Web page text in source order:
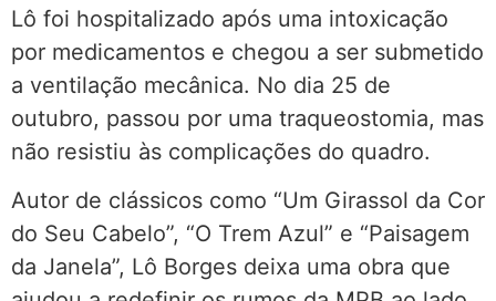
Lô foi hospitalizado após uma intoxicação
por medicamentos e chegou a ser submetido
a ventilação mecânica. No dia 25 de
outubro, passou por uma traqueostomia, mas
não resistiu às complicações do quadro.
Autor de clássicos como “Um Girassol da Cor
do Seu Cabelo”, “O Trem Azul” e “Paisagem
da Janela”, Lô Borges deixa uma obra que